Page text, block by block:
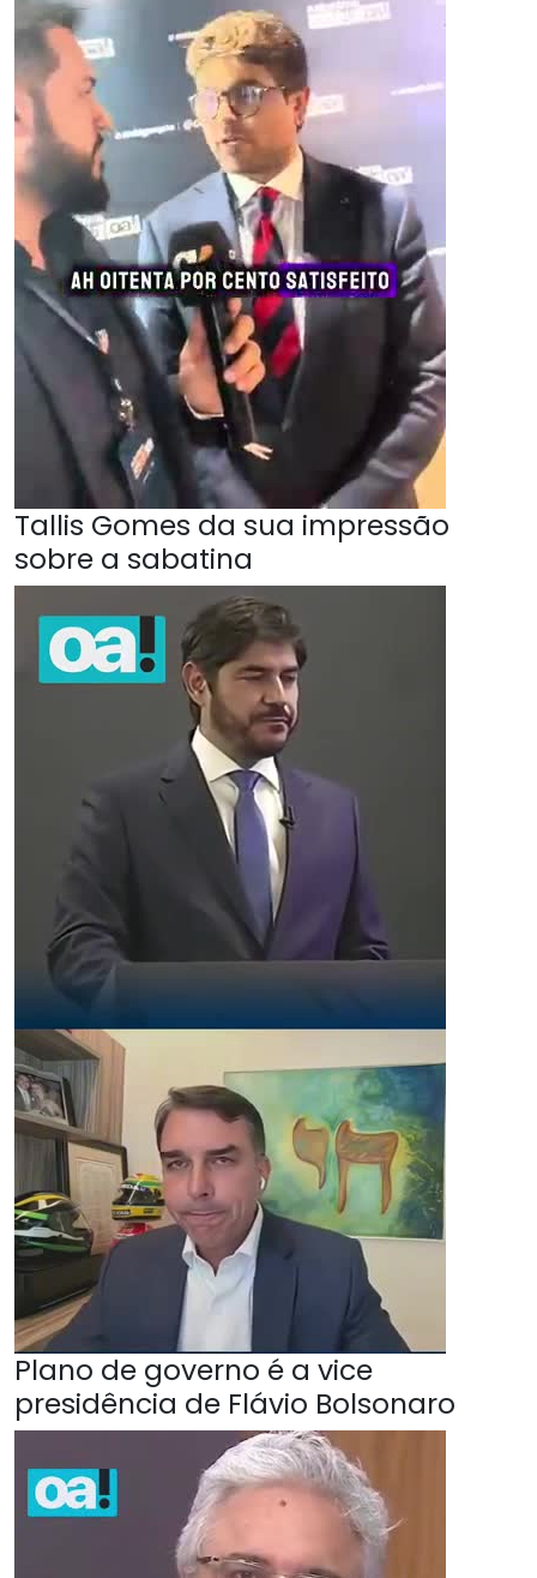
Tallis Gomes da sua impressão
sobre a sabatina
Plano de governo é a vice
presidência de Flávio Bolsonaro